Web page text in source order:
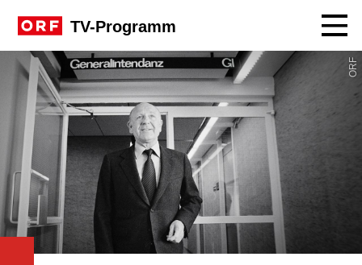
TV-Programm
ORF